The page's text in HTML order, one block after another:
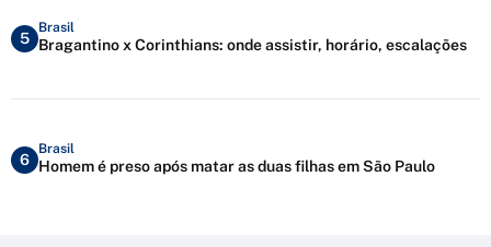
5
Brasil
Bragantino x Corinthians: onde assistir, horário, escalações
6
Brasil
Homem é preso após matar as duas filhas em São Paulo